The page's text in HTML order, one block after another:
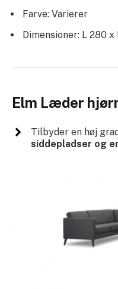
Farve: Varierer
Dimensioner: L 280
Elm Læder
Tilbyder en høj
siddepladser og